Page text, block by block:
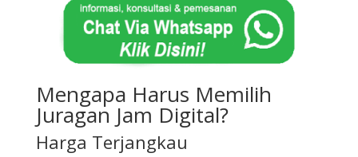
Mengapa Harus Memilih
Juragan Jam Digital?
Harga Terjangkau